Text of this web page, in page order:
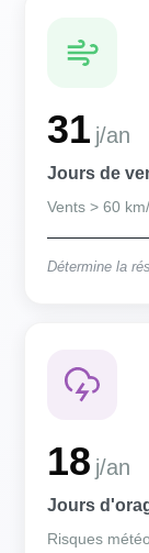
31 j/an
Jours de
Vents > 60
Détermine la
18 j/an
Jours
Risques